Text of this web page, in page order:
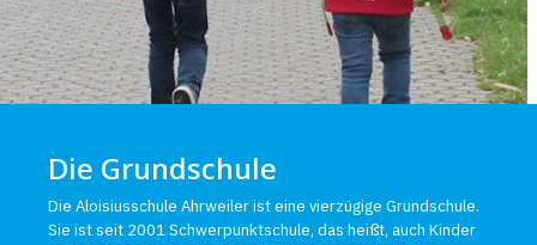
Die Grundschule
Die Aloisiusschule Ahrweiler ist eine vierzügige Grundschule.
Sie ist seit 2001 Schwerpunktschule, das heißt, auch Kinder